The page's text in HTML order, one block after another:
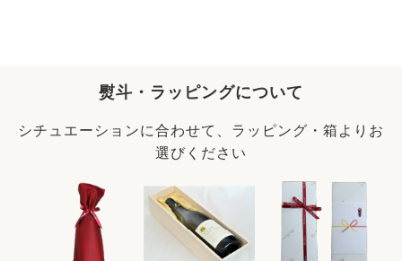
熨斗・ラッピングについて
シチュエーションに合わせて、ラッピング・箱よりお
選びください